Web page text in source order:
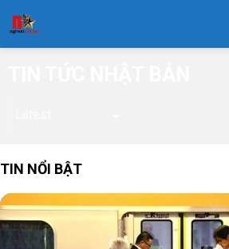
TIN NỔI BẬT